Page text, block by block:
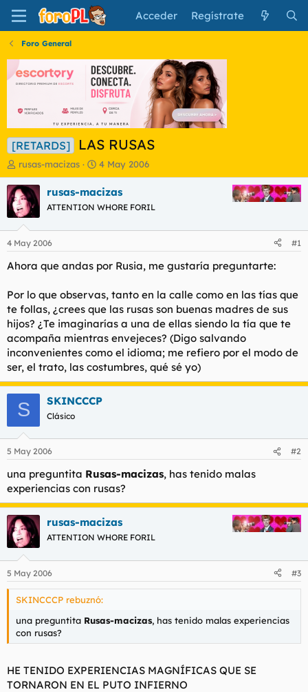
Acceder Regístrate
Foro General
[RETARDS] LAS RUSAS
I
n
i
c
i
a
d
o
r
l
t
e
m
a
rusas-macizas
F
e
c
a
i
n
i
o
4 May 2006
rusas-macizas
ATTENTION WHORE FORIL
4 May 2006 #1
Ahora que andas por Rusia, me gustaría preguntarte:
Por lo que observas, tanto en la calle como en las tías que
te follas, ¿crees que las rusas son buenas madres de sus
hijos? ¿Te imaginarías a una de ellas siendo la tía que te
acompaña mientras envejeces? (Digo salvando
inconvenientes como el idioma; me refiero por el modo de
ser, el trato, las costumbres, qué sé yo)
S SKINCCCP
Clásico
5 May 2006 #2
una preguntita Rusas-macizas, has tenido malas
experiencias con rusas?
rusas-macizas
ATTENTION WHORE FORIL
5 May 2006 #3
SKINCCCP rebuznó:
una preguntita Rusas-macizas, has tenido malas experiencias
con rusas?
HE TENIDO EXPERIENCIAS MAGNÍFICAS QUE SE
TORNARON EN EL PUTO INFIERNO